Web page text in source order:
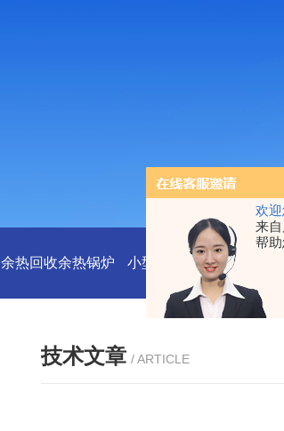
欢迎
来
帮助
余热回收余热锅炉 小型沼气全液化装置
技术文章 / ARTICLE